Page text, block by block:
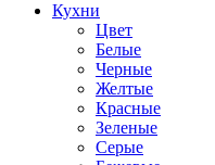
Кухни
Цвет
Белые
Черные
Желтые
Красные
Зеленые
Серые